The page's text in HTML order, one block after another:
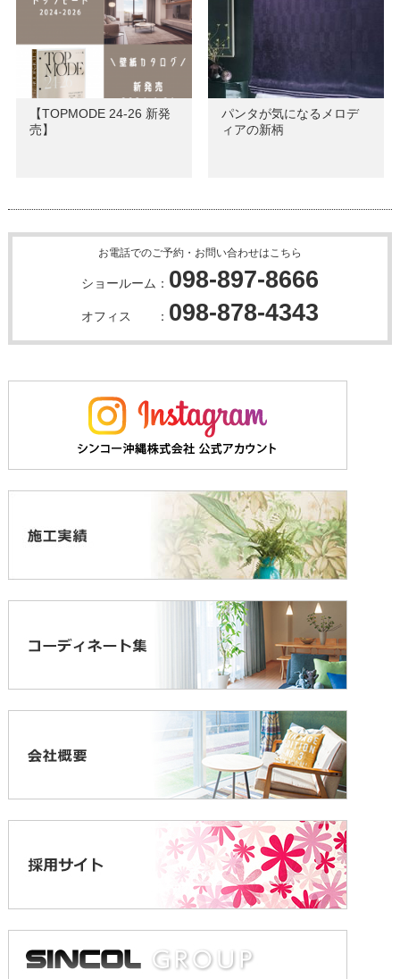
【TOPMODE 24-26 新発
売】
パンタが気になるメロデ
ィアの新柄
お電話でのご予約・お問い合わせはこちら
ショールーム： 098-897-8666
オフィス ： 098-878-4343